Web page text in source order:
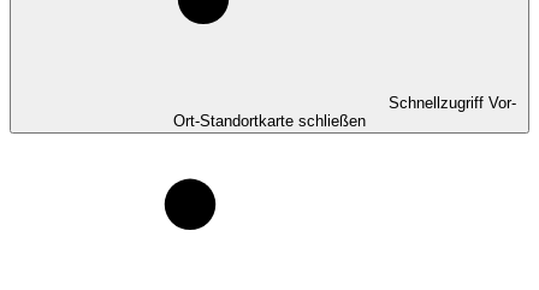
Schnellzugriff Vor-
Ort-Standortkarte schließen